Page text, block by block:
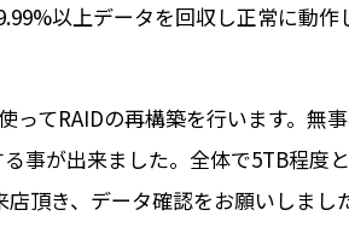
以上データを回収し正常に動
てRAIDの再構築を行います。無
事が出来ました。全体で5TB程
頂き、データ確認をお願いしまし